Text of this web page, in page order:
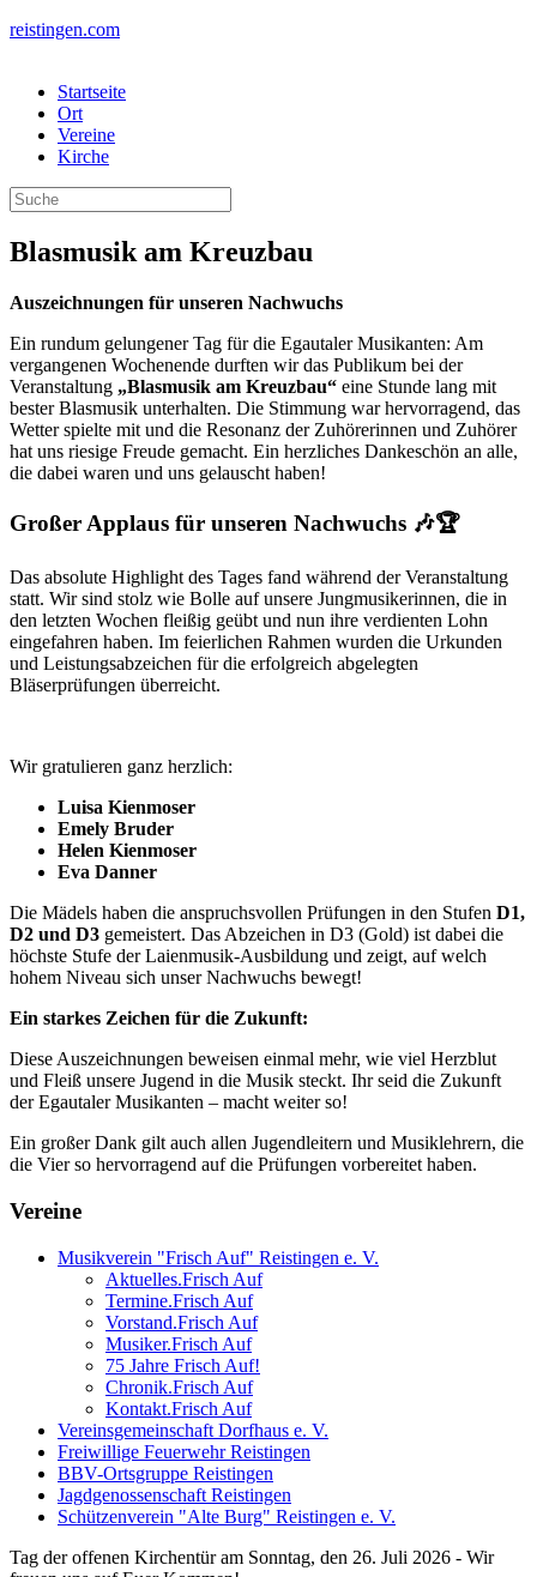
reistingen.com
Startseite
Ort
Vereine
Kirche
Blasmusik am Kreuzbau
Auszeichnungen für unseren Nachwuchs
Ein rundum gelungener Tag für die Egautaler Musikanten: Am
vergangenen Wochenende durften wir das Publikum bei der
Veranstaltung „Blasmusik am Kreuzbau“ eine Stunde lang mit
bester Blasmusik unterhalten. Die Stimmung war hervorragend, das
Wetter spielte mit und die Resonanz der Zuhörerinnen und Zuhörer
hat uns riesige Freude gemacht. Ein herzliches Dankeschön an alle,
die dabei waren und uns gelauscht haben!
Großer Applaus für unseren Nachwuchs 🎶🏆
Das absolute Highlight des Tages fand während der Veranstaltung
statt. Wir sind stolz wie Bolle auf unsere Jungmusikerinnen, die in
den letzten Wochen fleißig geübt und nun ihre verdienten Lohn
eingefahren haben. Im feierlichen Rahmen wurden die Urkunden
und Leistungsabzeichen für die erfolgreich abgelegten
Bläserprüfungen überreicht.
Wir gratulieren ganz herzlich:
Luisa Kienmoser
Emely Bruder
Helen Kienmoser
Eva Danner
Die Mädels haben die anspruchsvollen Prüfungen in den Stufen D1,
D2 und D3 gemeistert. Das Abzeichen in D3 (Gold) ist dabei die
höchste Stufe der Laienmusik-Ausbildung und zeigt, auf welch
hohem Niveau sich unser Nachwuchs bewegt!
Ein starkes Zeichen für die Zukunft:
Diese Auszeichnungen beweisen einmal mehr, wie viel Herzblut
und Fleiß unsere Jugend in die Musik steckt. Ihr seid die Zukunft
der Egautaler Musikanten – macht weiter so!
Ein großer Dank gilt auch allen Jugendleitern und Musiklehrern, die
die Vier so hervorragend auf die Prüfungen vorbereitet haben.
Vereine
Musikverein "Frisch Auf" Reistingen e. V.
Aktuelles.Frisch Auf
Termine.Frisch Auf
Vorstand.Frisch Auf
Musiker.Frisch Auf
75 Jahre Frisch Auf!
Chronik.Frisch Auf
Kontakt.Frisch Auf
Vereinsgemeinschaft Dorfhaus e. V.
Freiwillige Feuerwehr Reistingen
BBV-Ortsgruppe Reistingen
Jagdgenossenschaft Reistingen
Schützenverein "Alte Burg" Reistingen e. V.
Tag der offenen Kirchentür am Sonntag, den 26. Juli 2026 - Wir